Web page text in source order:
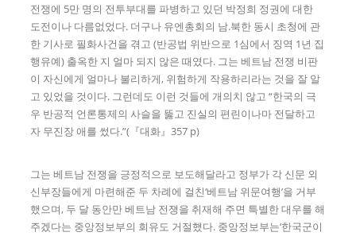
전쟁에 5만 명의 전투부대를 파병하고 있던 박정희 정권에 대한
도전이나 다름없었다. 더구나 유엔총회의 남.북한 동시 초청에 관
한 기사로 필화사건을 겪고 (반공법 위반으로 1심에서 징역 1년 집
행유예) 출옥한 지 얼마 되지 않은 때였다. 그는 베트남 전쟁 비판
이 자신에게 얼마나 불리하게, 위험하게 작용하리라는 것을 잘 알
고 있었을 것이다. 그런데도 이런 것들에 개의치 않고 “한국의 극
우 반공적 언론통제의 사슬을 뚫고 진실의 편린이나마 전달하고
자 무진장 애를 썼다.”(『대화』357 p)
그는 베트남 전쟁을 긍정적으로 보도해달라고 정부가 각 신문 외
신부장들에게 마련해준 두 차례에 걸친‘베트남 위문여행’을 거부
했으며, 두 달 동안만 베트남 전쟁을 취재해 주면 특별한 대우를 해
주겠다는 중앙정보부의 회유도 거절했다. 중앙정보부는‘한국군이